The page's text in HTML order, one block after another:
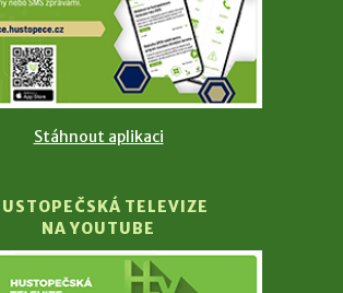
Stáhnout aplikaci
TELEVIZE
NA YOUTUBE